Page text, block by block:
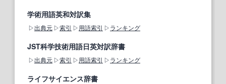
学術用語英和対訳集
出典元 索引 用語索引 ランキング
JST科学技術用語日英対訳辞書
出典元 索引 用語索引 ランキング
ライフサイエンス辞書